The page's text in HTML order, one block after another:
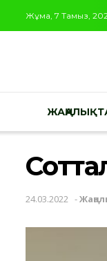
Жұма, 7 Тамыз,
24.03.2022 -